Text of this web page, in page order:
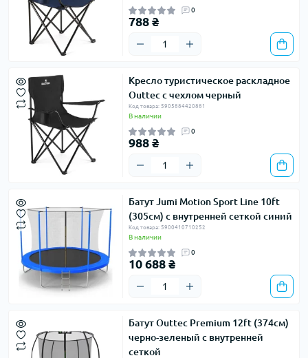
0
788 ₴
Кресло туристическое раскладное
Outtec с чехлом черный
Код товара: 5905884420881
В наличии
0
988 ₴
Батут Jumi Motion Sport Line 10ft
(305см) с внутренней сеткой синий
Код товара: 5900410710252
В наличии
0
10 688 ₴
Батут Outtec Premium 12ft (374см)
черно-зеленый с внутренней
сеткой